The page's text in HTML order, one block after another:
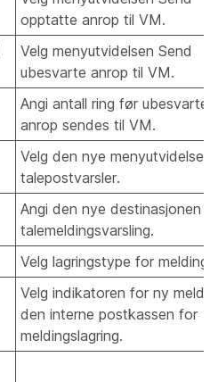
opptatte anrop til VM.
Velg menyutvidelsen Send
ubesvarte anrop til VM.
Angi antall ring før ubesvarte
anrop sendes til VM.
Velg den nye menyutvidelsen
talepostvarsler.
Angi den nye destinasjonen
talemeldingsvarsling.
Velg lagringstype for
Velg indikatoren for ny
den interne postkassen for
meldingslagring.